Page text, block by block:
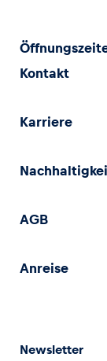
Kontakt
Karriere
AGB
Anreise
Newsletter